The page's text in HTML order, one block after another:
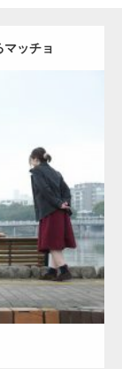
ッチョ
ッチョ) 背中